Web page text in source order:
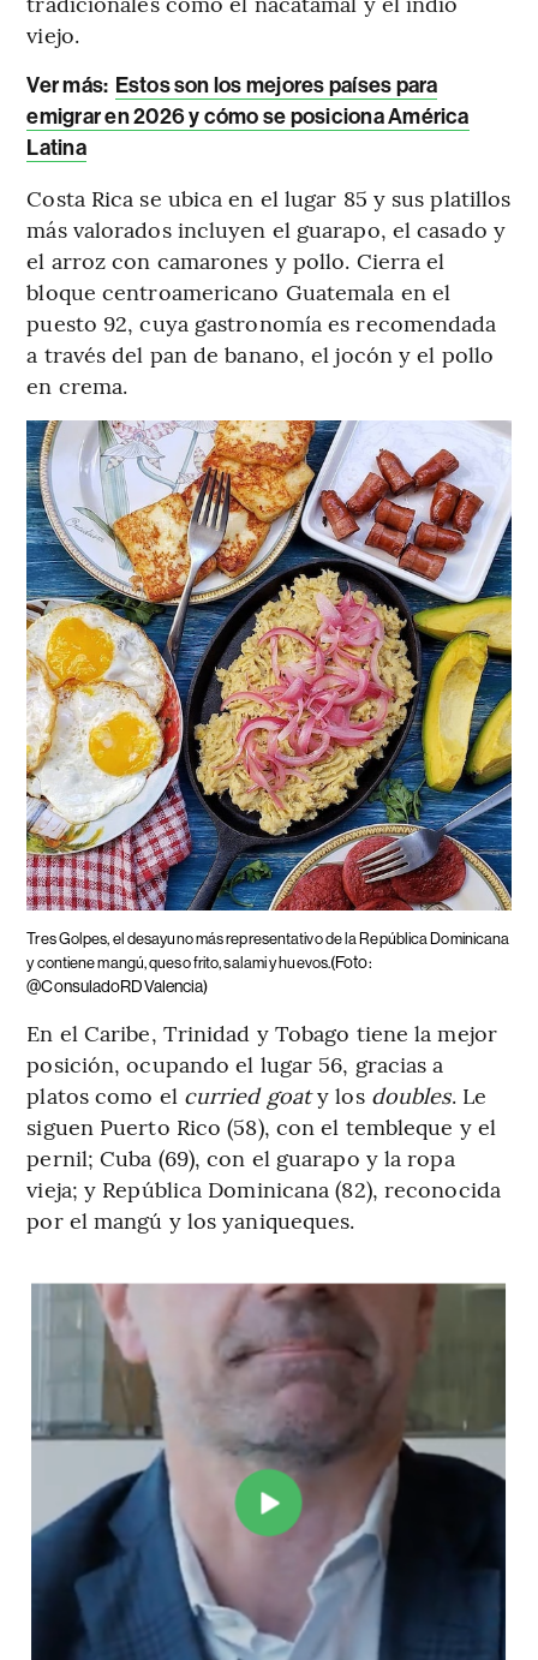
viejo.
Ver más: Estos son los mejores países para
emigrar en 2026 y cómo se posiciona América
Latina
Costa Rica se ubica en el lugar 85 y sus platillos
más valorados incluyen el guarapo, el casado y
el arroz con camarones y pollo. Cierra el
bloque centroamericano Guatemala en el
puesto 92, cuya gastronomía es recomendada
a través del pan de banano, el jocón y el pollo
en crema.
Tres Golpes, el desayuno más representativo de la República Dominicana
y contiene mangú, queso frito, salami y huevos.(Foto:
@ConsuladoRDValencia)
En el Caribe, Trinidad y Tobago tiene la mejor
posición, ocupando el lugar 56, gracias a
platos como el curried goaty los doubles. Le
siguen Puerto Rico (58), con el tembleque y el
pernil; Cuba (69), con el guarapo y la ropa
vieja; y República Dominicana (82), reconocida
por el mangú y los yaniqueques.